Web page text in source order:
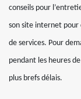
conseils pour
son site internet pour
de services. Pour
pendant les heures
plus brefs délais.